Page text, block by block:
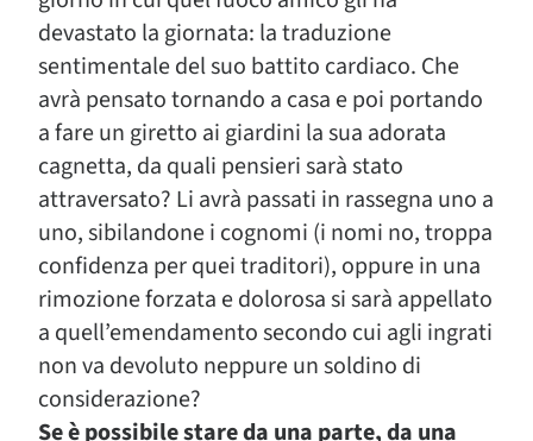
devastato la giornata: la traduzione
sentimentale del suo battito cardiaco. Che
avrà pensato tornando a casa e poi portando
a fare un giretto ai giardini la sua adorata
cagnetta, da quali pensieri sarà stato
attraversato? Li avrà passati in rassegna uno a
uno, sibilandone i cognomi (i nomi no, troppa
confidenza per quei traditori), oppure in una
rimozione forzata e dolorosa si sarà appellato
a quell’emendamento secondo cui agli ingrati
non va devoluto neppure un soldino di
considerazione?
Se è possibile stare da una parte, da una